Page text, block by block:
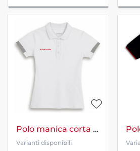
Polo manica corta donna bianco - Smart 2.0
Varianti disponibili